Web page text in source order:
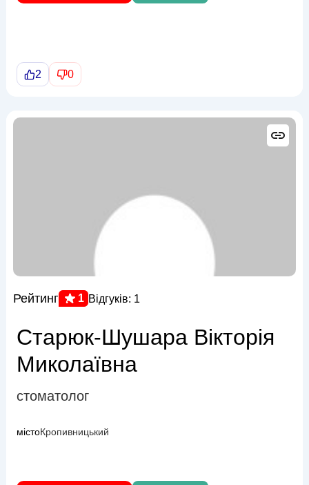
2 0
Рейтинг 1 Відгуків: 1
Старюк-Шушара Вікторія
Миколаївна
стоматолог
містоКропивницький